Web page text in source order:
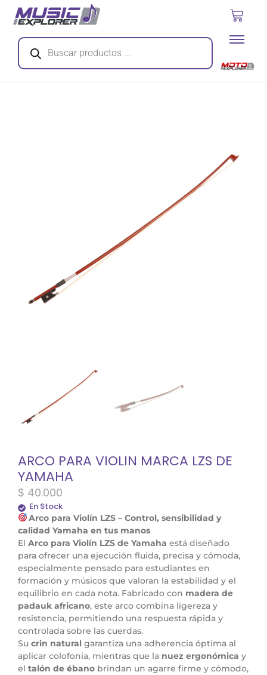
ARCO PARA VIOLIN MARCA LZS DE
YAMAHA
$ 40.000
En Stock
Arco para Violín LZS – Control, sensibilidad y
calidad Yamaha en tus manos
El Arco para Violín LZS de Yamaha está diseñado
para ofrecer una ejecución fluida, precisa y cómoda,
especialmente pensado para estudiantes en
formación y músicos que valoran la estabilidad y el
equilibrio en cada nota. Fabricado con madera de
padauk africano, este arco combina ligereza y
resistencia, permitiendo una respuesta rápida y
controlada sobre las cuerdas.
Su crin natural garantiza una adherencia óptima al
aplicar colofonia, mientras que la nuez ergonómica y
el talón de ébano brindan un agarre firme y cómodo,